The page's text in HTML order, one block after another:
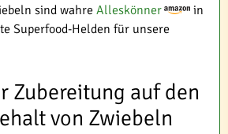
sind wahre Alleskönner
in
Superfood-Helden für unsere
Zubereitung auf den
von Zwiebeln